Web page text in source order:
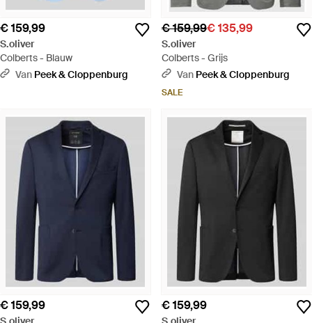
€ 159,99
S.oliver
Colberts - Blauw
Van Peek & Cloppenburg
€ 159,99€ 135,99
S.oliver
Colberts - Grijs
Van Peek & Cloppenburg
SALE
€ 159,99 € 159,99